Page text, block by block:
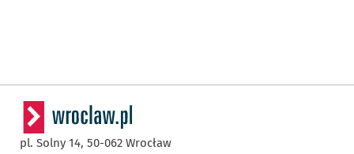
pl. Solny 14, 50-062 Wrocław